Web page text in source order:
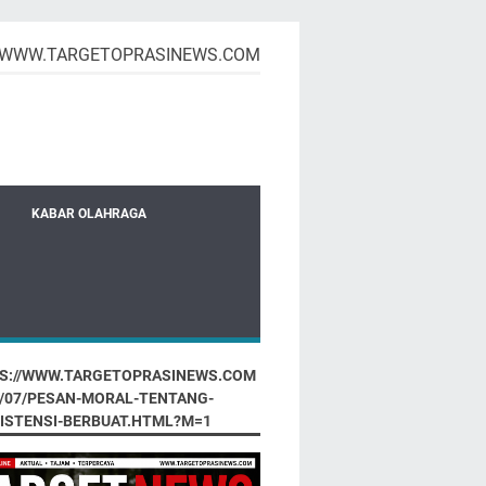
KABAR OLAHRAGA
WWW.TARGETOPRASINEWS.COM
PESAN-MORAL-TENTANG-
BERBUAT.HTML?M=1